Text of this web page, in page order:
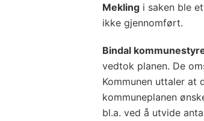
Mekling i saken ble
ikke gjennomført.
Bindal
vedtok planen. De
Kommunen uttaler at
kommuneplanen
bl.a. ved å utvide